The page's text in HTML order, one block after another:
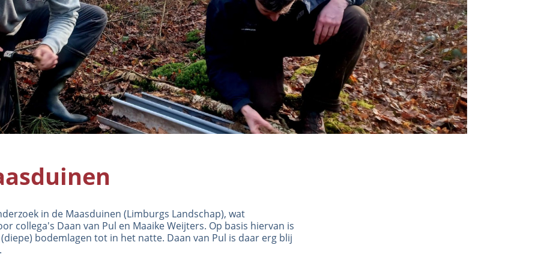
in de Maasduinen (Limburgs Landschap), wat
collega's Daan van Pul en Maaike Weijters. Op basis hiervan is
bodemlagen tot in het natte. Daan van Pul is daar erg blij